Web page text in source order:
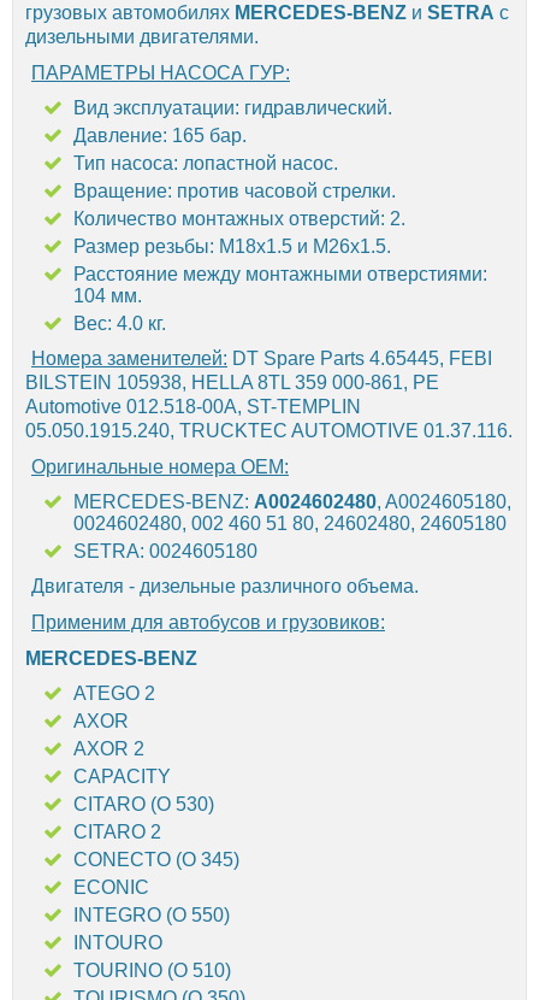
грузовых автомобилях MERCEDES-BENZ и SETRA с
дизельными двигателями.
ПАРАМЕТРЫ НАСОСА ГУР:
Вид эксплуатации: гидравлический.
Давление: 165 бар.
Тип насоса: лопастной насос.
Вращение: против часовой стрелки.
Количество монтажных отверстий: 2.
Размер резьбы: М18х1.5 и М26х1.5.
Расстояние между монтажными отверстиями:
104 мм.
Вес: 4.0 кг.
Номера заменителей: DT Spare Parts 4.65445, FEBI
BILSTEIN 105938, HELLA 8TL 359 000-861, PE
Automotive 012.518-00A, ST-TEMPLIN
05.050.1915.240, TRUCKTEC AUTOMOTIVE 01.37.116.
Оригинальные номера OEM:
MERCEDES-BENZ: A0024602480, A0024605180,
0024602480, 002 460 51 80, 24602480, 24605180
SETRA: 0024605180
Двигателя - дизельные различного объема.
Применим для автобусов и грузовиков:
MERCEDES-BENZ
ATEGO 2
AXOR
AXOR 2
CAPACITY
CITARO (O 530)
CITARO 2
CONECTO (O 345)
ECONIC
INTEGRO (O 550)
INTOURO
TOURINO (O 510)